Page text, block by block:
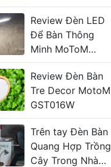
Review Đèn LED
Để Bàn Thông
Minh MoToM
GST005W
Review Đèn Bàn
Tre Decor MotoM
GST016W
Trên tay Đèn Bàn
Quang Hợp Trồng
Cây Trong Nhà